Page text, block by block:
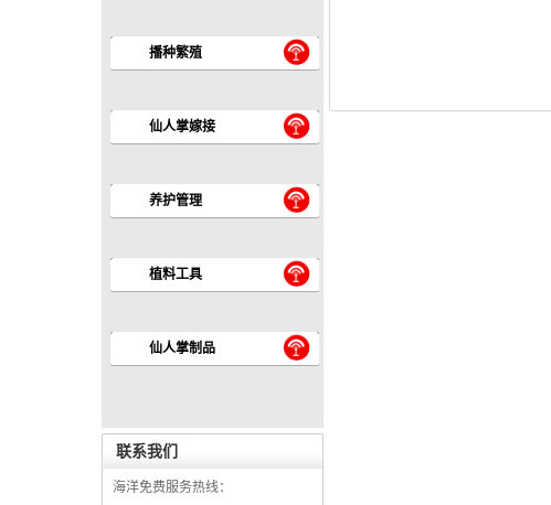
播种繁殖
仙人掌嫁接
养护管理
植料工具
仙人掌制品
联系我们
海洋免费服务热线：